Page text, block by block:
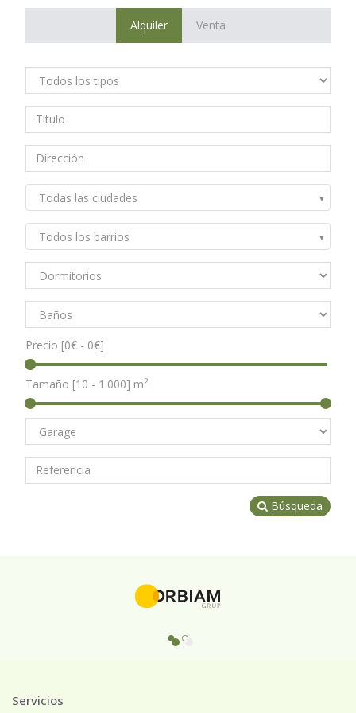
Alquiler Venta
Todas las ciudades
Todos los barrios
Precio [0€ - 0€]
Tamaño [10 - 1.000] m2
Búsqueda
Servicios